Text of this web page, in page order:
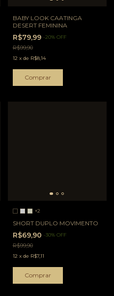
BABY LOOK CAATINGA
DESERT FEMININA
R$79,99 -20% OFF
R$99,90
12 x de R$8,14
Comprar
+2
SHORT DUPLO MOVIMENTO
R$69,90 -30% OFF
R$99,90
12 x de R$7,11
Comprar